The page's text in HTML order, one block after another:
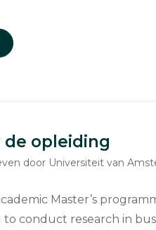
de opleiding
door Universiteit van
Master’s
conduct research in